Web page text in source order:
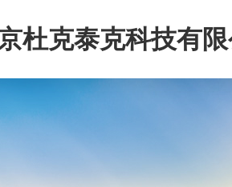
杜克泰克科技有